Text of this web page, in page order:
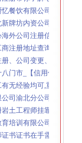
牌坊内资公司注册服务
外公司注册信息-城际分
注册地址查询,内资注册
册、公司变更、注销、送
门市_【信用信息_诉讼
无经验均可,重庆众企业
公司渝北分公司工商信息
岩土工程师挂靠初转不限
培训有限公司_【信用
书证书在手需要的可以
业名录_渝北区种建材